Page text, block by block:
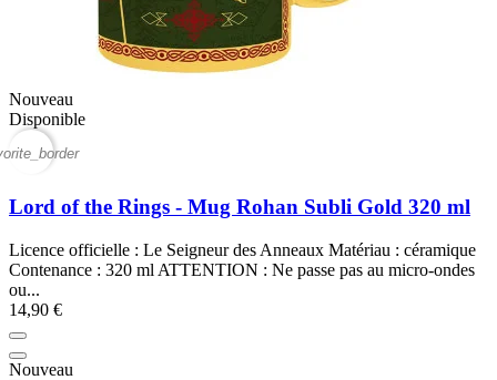
Nouveau
Disponible
Lord of the Rings - Mug Rohan Subli Gold 320 ml
Licence officielle : Le Seigneur des Anneaux Matériau : céramique
Contenance : 320 ml ATTENTION : Ne passe pas au micro-ondes
ou...
14,90 €
Nouveau